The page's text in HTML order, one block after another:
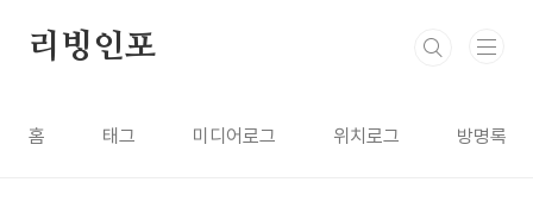
리빙인포
홈 태그 미디어로그 위치로그 방명록